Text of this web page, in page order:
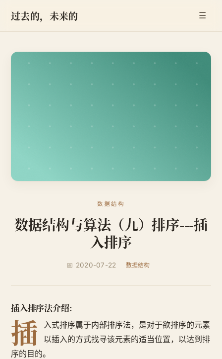
过去的，未来的 ☰
数据结构
数据结构与算法（九）排序---插
入排序
📅 2020-07-22 数据结构
插入排序法介绍:
插
入式排序属于内部排序法，是对于欲排序的元素
以插入的方式找寻该元素的适当位置，以达到排
序的目的。